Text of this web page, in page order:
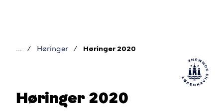
Høringer Høringer 2020
Høringer 2020